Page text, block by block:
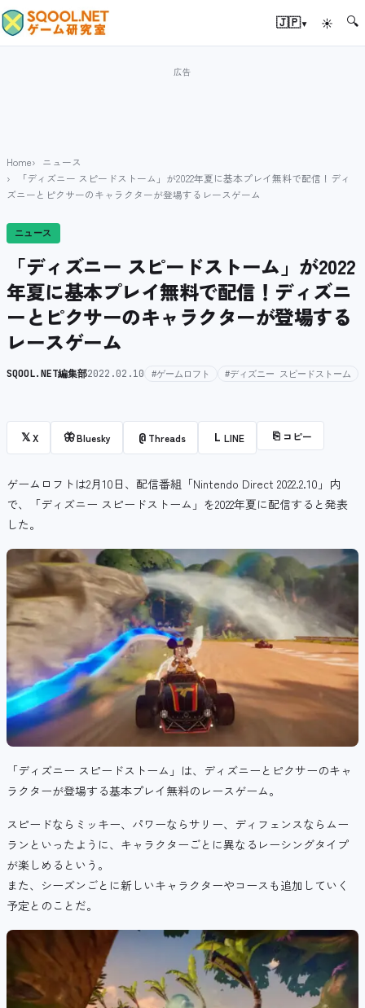
🇯🇵▾ ☀ 🔍
Home
ニュース
「ディズニー スピードストーム」が2022年夏に基本プレイ無料で配信！ディ
ズニーとピクサーのキャラクターが登場するレースゲーム
ニュース
「ディズニー スピードストーム」が2022
年夏に基本プレイ無料で配信！ディズニ
ーとピクサーのキャラクターが登場する
レースゲーム
SQOOL.NET編集部2022.02.10 #ゲームロフト #ディズニー スピードストーム
𝕏X 🦋Bluesky @ Threads L LINE ⎘ コピー
ゲームロフトは2月10日、配信番組「Nintendo Direct 2022.2.10」内
で、「ディズニー スピードストーム」を2022年夏に配信すると発表
した。
「ディズニー スピードストーム」は、ディズニーとピクサーのキャ
ラクターが登場する基本プレイ無料のレースゲーム。
スピードならミッキー、パワーならサリー、ディフェンスならムー
ランといったように、キャラクターごとに異なるレーシングタイプ
が楽しめるという。
また、シーズンごとに新しいキャラクターやコースも追加していく
予定とのことだ。